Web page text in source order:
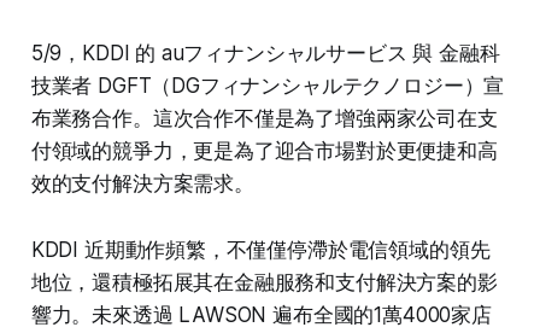
5/9，KDDI 的 auフィナンシャルサービス 與 金融科
技業者 DGFT（DGフィナンシャルテクノロジー）宣
布業務合作。這次合作不僅是為了增強兩家公司在支
付領域的競爭力，更是為了迎合市場對於更便捷和高
效的支付解決方案需求。
KDDI 近期動作頻繁，不僅僅停滯於電信領域的領先
地位，還積極拓展其在金融服務和支付解決方案的影
響力。未來透過 LAWSON 遍布全國的1萬4000家店